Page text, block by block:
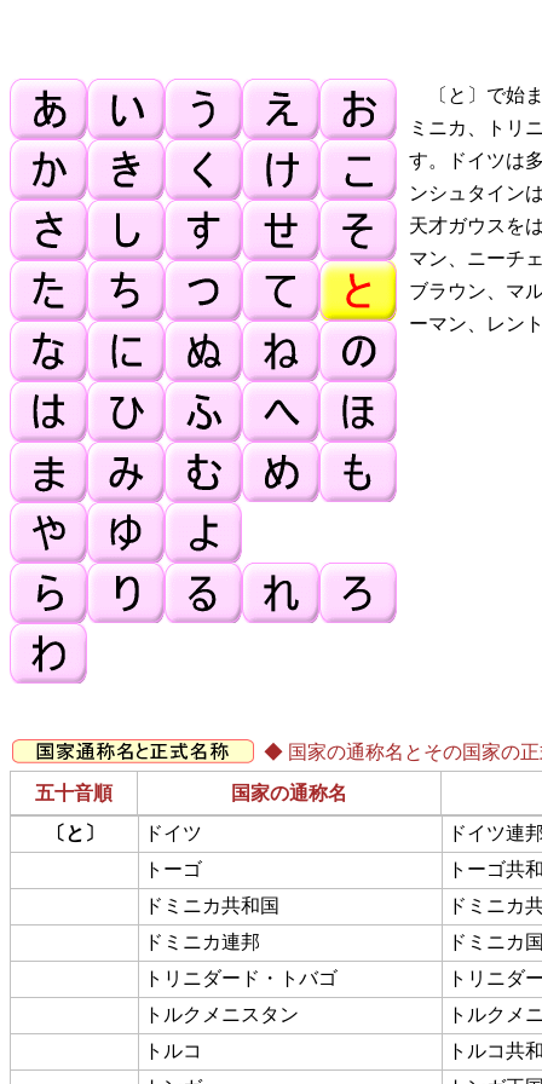
〔と〕で始
ミニカ、トリ
す。ドイツは
ンシュタイン
天才ガウスを
マン、ニーチ
ブラウン、マ
ーマン、レン
◆ 国家の通称名とその国家の
五十音順
国家の通称名
〔と〕
ドイツ
ドイツ連
トーゴ
トーゴ共
ドミニカ共和国
ドミニカ
ドミニカ連邦
ドミニカ
トリニダード・トバゴ
トリニダ
トルクメニスタン
トルクメ
トルコ
トルコ共